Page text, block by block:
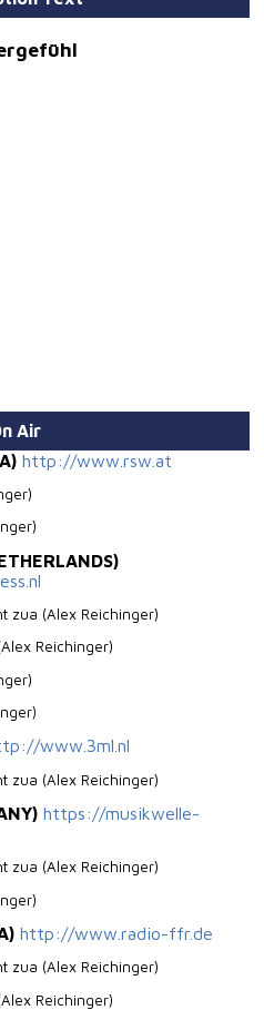
Air
http://www.rsw.at
zua (Alex Reichinger)
Reichinger)
www.3ml.nl
zua (Alex Reichinger)
https://musikwelle-
zua (Alex Reichinger)
http://www.radio-ffr.de
zua (Alex Reichinger)
Reichinger)